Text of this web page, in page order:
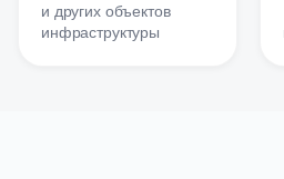
и других объектов
инфраструктуры